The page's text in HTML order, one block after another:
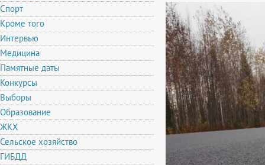
Спорт
Кроме того
Интервью
Медицина
Памятные даты
Конкурсы
Выборы
Образование
ЖКХ
Сельское хозяйство
ГИБДД